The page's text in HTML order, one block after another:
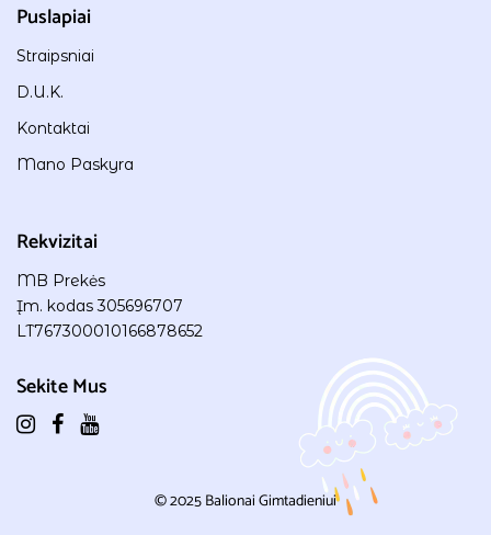
Puslapiai
Straipsniai
D.U.K.
Kontaktai
Mano Paskyra
Rekvizitai
MB Prekės
Įm. kodas 305696707
LT767300010166878652
Sekite Mus
© 2025Balionai Gimtadieniui